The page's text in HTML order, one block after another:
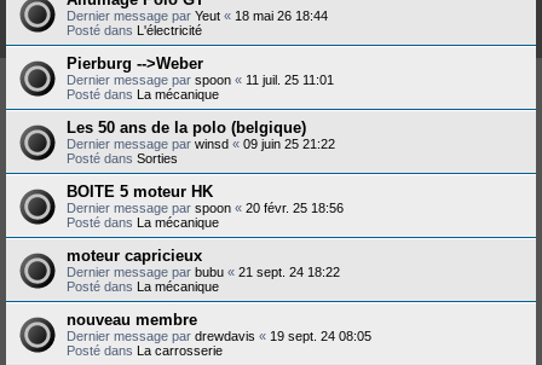
Dernier message par Yeut « 18 mai 26 18:44
Posté dans L'électricité
Pierburg -->Weber
Dernier message par spoon « 11 juil. 25 11:01
Posté dans La mécanique
Les 50 ans de la polo (belgique)
Dernier message par winsd « 09 juin 25 21:22
Posté dans Sorties
BOITE 5 moteur HK
Dernier message par spoon « 20 févr. 25 18:56
Posté dans La mécanique
moteur capricieux
Dernier message par bubu « 21 sept. 24 18:22
Posté dans La mécanique
nouveau membre
Dernier message par drewdavis « 19 sept. 24 08:05
Posté dans La carrosserie